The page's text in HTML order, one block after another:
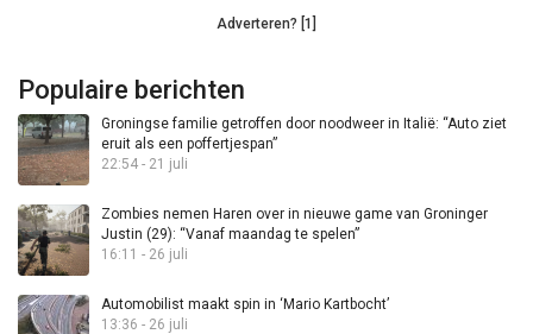
Adverteren? [1]
Populaire berichten
Groningse familie getroffen door noodweer in Italië: “Auto ziet
eruit als een poffertjespan”
22:54 - 21 juli
Zombies nemen Haren over in nieuwe game van Groninger
Justin (29): “Vanaf maandag te spelen”
16:11 - 26 juli
Automobilist maakt spin in ‘Mario Kartbocht’
13:36 - 26 juli